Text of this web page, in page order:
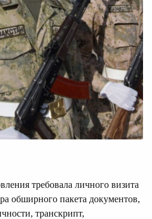
требовала личного визита
обширного пакета документов,
транскрипт,